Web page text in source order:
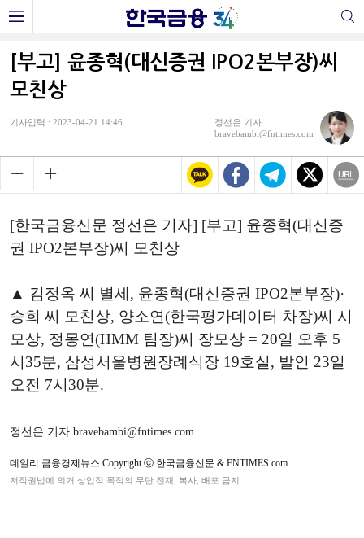
[부고] 윤종혁(대신증권 IPO2본부장)씨
모친상
기사입력 : 2023-04-21 14:46
정선은 기자
bravebambi@fntimes.com
[한국금융신문 정선은 기자] [부고] 윤종혁(대신증
권 IPO2본부장)씨 모친상
▲ 김정옥 씨 별세, 윤종혁(대신증권 IPO2본부장)·
승희 씨 모친상, 양소연(한국평가데이터 차장)씨 시
모상, 정몽연(HMM 팀장)씨 장모상 = 20일 오후 5
시35분, 삼성서울병원장례식장 19호실, 발인 23일
오전 7시30분.
정선은 기자 bravebambi@fntimes.com
데일리 금융경제뉴스 Copyright ⓒ 한국금융신문 & FNTIMES.com
저작권법에 의거 상업적 목적의 무단 전재, 복사, 배포 금지